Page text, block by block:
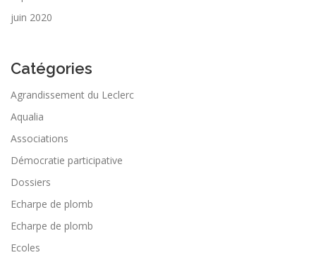
juin 2020
Catégories
Agrandissement du Leclerc
Aqualia
Associations
Démocratie participative
Dossiers
Echarpe de plomb
Echarpe de plomb
Ecoles